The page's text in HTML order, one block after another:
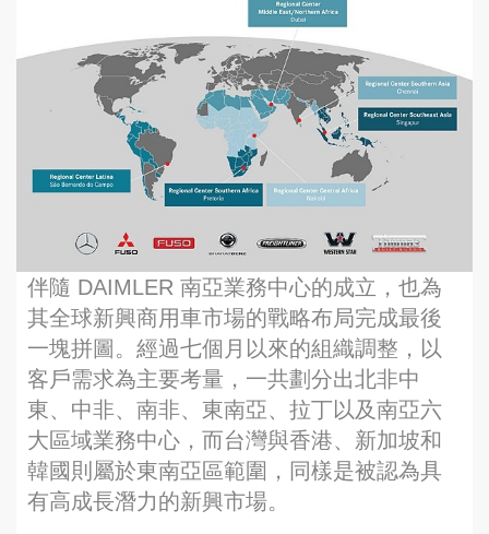
伴隨 DAIMLER 南亞業務中心的成立，也為
其全球新興商用車市場的戰略布局完成最後
一塊拼圖。經過七個月以來的組織調整，以
客戶需求為主要考量，一共劃分出北非中
東、中非、南非、東南亞、拉丁以及南亞六
大區域業務中心，而台灣與香港、新加坡和
韓國則屬於東南亞區範圍，同樣是被認為具
有高成長潛力的新興市場。